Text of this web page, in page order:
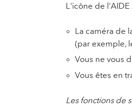
L'icône de l'AIDE
La caméra de
(par exemple,
Vous ne vous
Vous êtes en
Les fonctions de